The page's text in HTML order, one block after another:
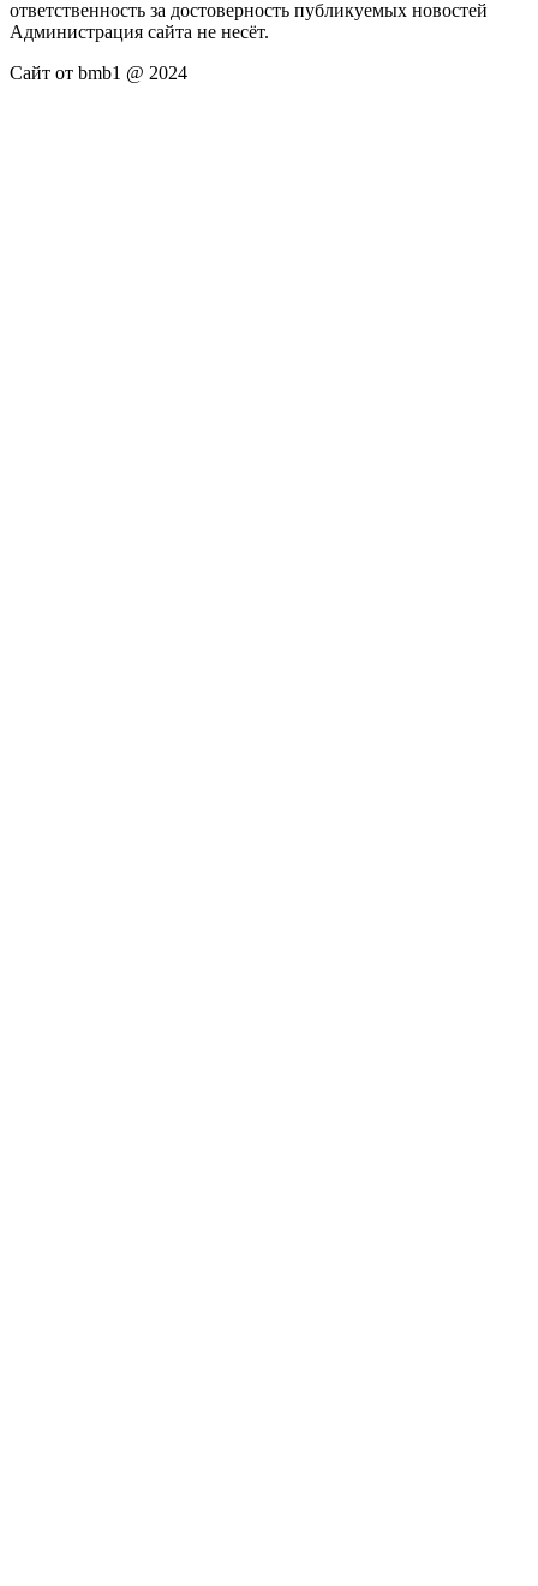
ответственность за достоверность публикуемых новостей
Администрация сайта не несёт.
Сайт от bmb1 @ 2024